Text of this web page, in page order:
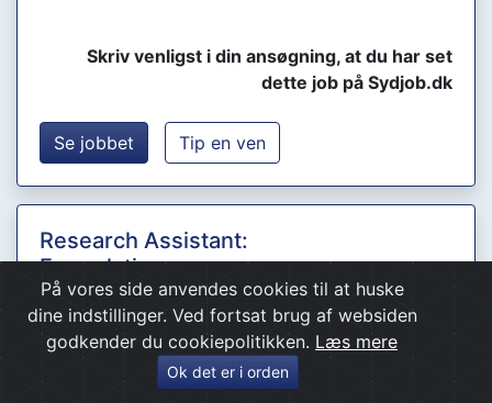
Skriv venligst i din ansøgning, at du har set
dette job på Sydjob.dk
Se jobbet Tip en ven
Research Assistant:
Formulation
Development of
Novel Tuberculosis
Compounds Into
På vores side anvendes cookies til at huske
dine indstillinger. Ved fortsat brug af websiden
godkender du cookiepolitikken. Læs mere
Ok det er i orden